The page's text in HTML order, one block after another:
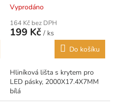
Vyprodáno
164 Kč bez DPH
199 Kč / ks
Do košíku
Hliníková lišta s krytem pro
LED pásky, 2000X17.4X7MM
bílá